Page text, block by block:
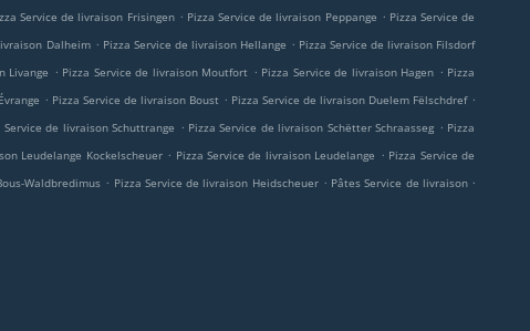
Service de livraison Frisingen . Pizza Service de livraison Peppange . Pizza Service de
Dalheim . Pizza Service de livraison Hellange . Pizza Service de livraison Filsdorf
Livange . Pizza Service de livraison Moutfort . Pizza Service de livraison Hagen . Pizza
. Pizza Service de livraison Boust . Pizza Service de livraison Duelem Fëlschdref .
Service de livraison Schuttrange . Pizza Service de livraison Schëtter Schraasseg . Pizza
Leudelange Kockelscheuer . Pizza Service de livraison Leudelange . Pizza Service de
Waldbredimus . Pizza Service de livraison Heidscheuer . Pâtes Service de livraison .